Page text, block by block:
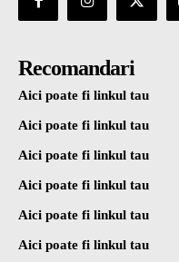
Recomandari
Aici poate fi linkul tau
Aici poate fi linkul tau
Aici poate fi linkul tau
Aici poate fi linkul tau
Aici poate fi linkul tau
Aici poate fi linkul tau